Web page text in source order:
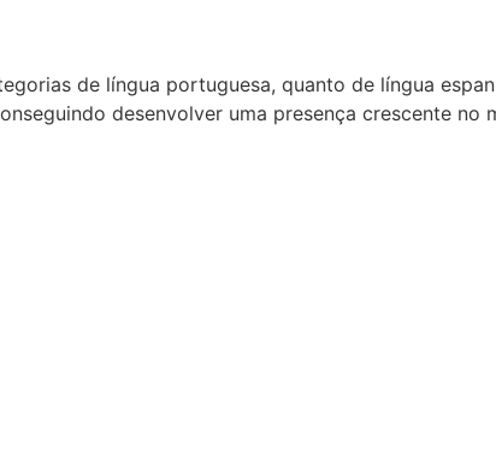
de língua portuguesa, quanto de língua
desenvolver uma presença crescente no